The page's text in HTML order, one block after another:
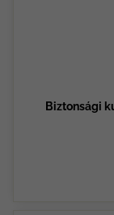
Biztonsági